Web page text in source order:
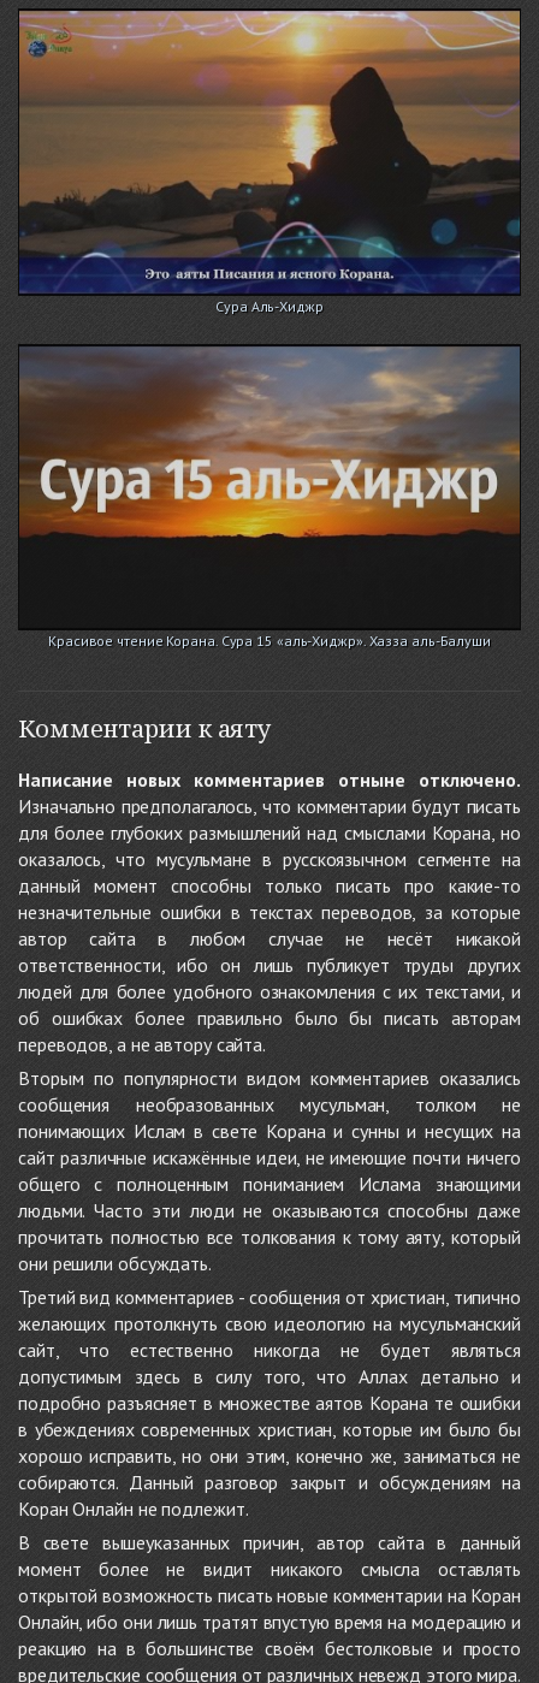
Сура Аль-Хиджр
Красивое чтение Корана. Сура 15 «аль-Хиджр». Хазза аль-Балуши
Комментарии к аяту
Написание новых комментариев отныне отключено.
Изначально предполагалось, что комментарии будут писать
для более глубоких размышлений над смыслами Корана, но
оказалось, что мусульмане в русскоязычном сегменте на
данный момент способны только писать про какие-то
незначительные ошибки в текстах переводов, за которые
автор сайта в любом случае не несёт никакой
ответственности, ибо он лишь публикует труды других
людей для более удобного ознакомления с их текстами, и
об ошибках более правильно было бы писать авторам
переводов, а не автору сайта.
Вторым по популярности видом комментариев оказались
сообщения необразованных мусульман, толком не
понимающих Ислам в свете Корана и сунны и несущих на
сайт различные искажённые идеи, не имеющие почти ничего
общего с полноценным пониманием Ислама знающими
людьми. Часто эти люди не оказываются способны даже
прочитать полностью все толкования к тому аяту, который
они решили обсуждать.
Третий вид комментариев - сообщения от христиан, типично
желающих протолкнуть свою идеологию на мусульманский
сайт, что естественно никогда не будет являться
допустимым здесь в силу того, что Аллах детально и
подробно разъясняет в множестве аятов Корана те ошибки
в убеждениях современных христиан, которые им было бы
хорошо исправить, но они этим, конечно же, заниматься не
собираются. Данный разговор закрыт и обсуждениям на
Коран Онлайн не подлежит.
В свете вышеуказанных причин, автор сайта в данный
момент более не видит никакого смысла оставлять
открытой возможность писать новые комментарии на Коран
Онлайн, ибо они лишь тратят впустую время на модерацию и
реакцию на в большинстве своём бестолковые и просто
вредительские сообщения от различных невежд этого мира.